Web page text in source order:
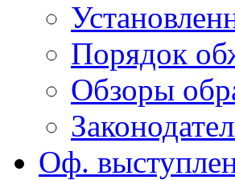
Порядок
Обзоры
Оф.